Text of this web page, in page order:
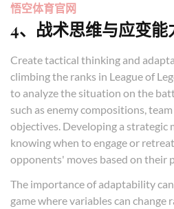
悟空体育官网
4、战术思维与应变能
Create tactical thinking and
climbing the ranks in League of
to analyze the situation on the
such as enemy compositions,
objectives. Developing a strategic
knowing when to engage or
opponents' moves based on their
The importance of adaptability
game where variables can change